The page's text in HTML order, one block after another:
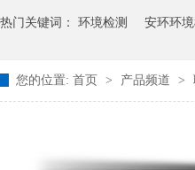
热门关键词： 环境检测 安环环
您的位置: 首页 > 产品频道 >